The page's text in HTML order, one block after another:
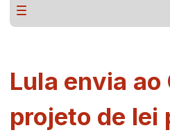
Lula envia
projeto de lei